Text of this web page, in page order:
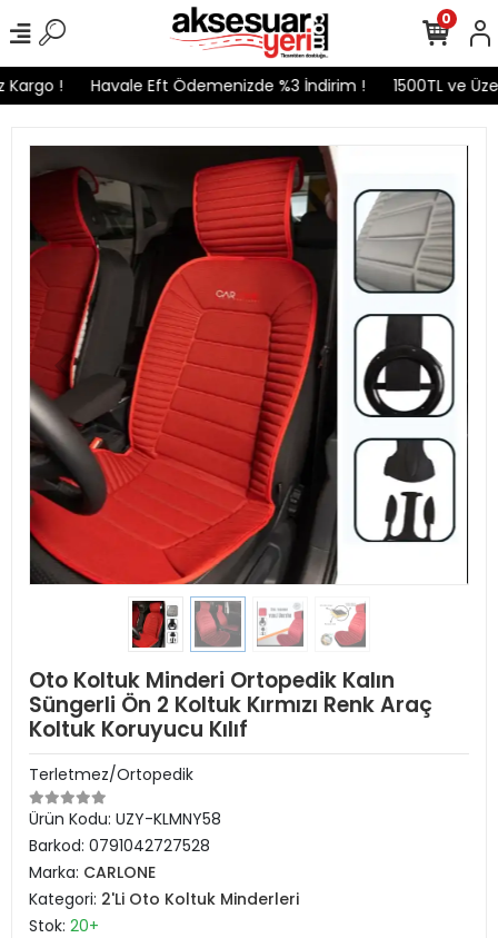
! Havale Eft Ödemenizde %3 İndirim ! 1500TL ve
0
Oto Koltuk Minderi Ortopedik Kalın
Süngerli Ön 2 Koltuk Kırmızı Renk Araç
Koltuk Koruyucu Kılıf
Terletmez/Ortopedik
Ürün Kodu: UZY-KLMNY58
Barkod: 0791042727528
Marka: CARLONE
Kategori: 2'Li Oto Koltuk Minderleri
Stok: 20+